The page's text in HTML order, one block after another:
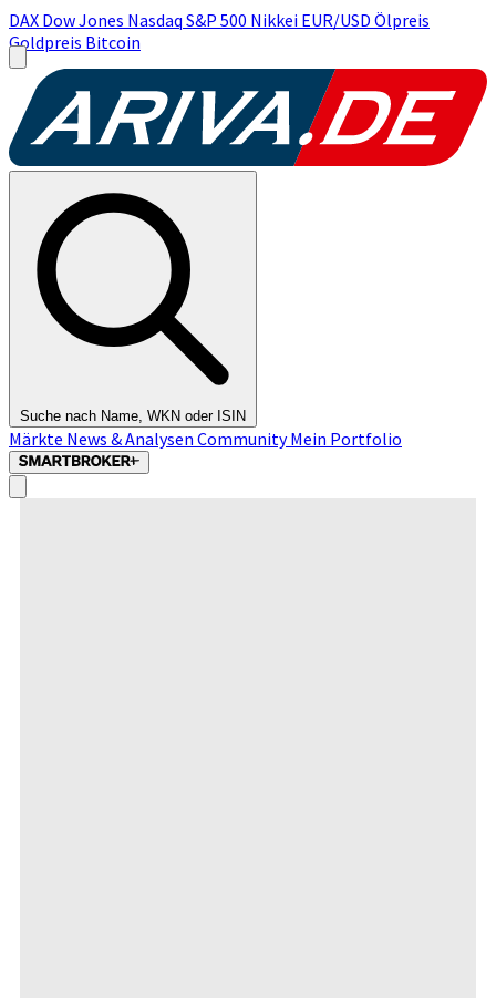
DAX Dow Jones Nasdaq S&P 500 Nikkei EUR/USD Ölpreis
Goldpreis Bitcoin
Suche nach Name, WKN oder ISIN
Märkte News & Analysen CommunityMein Portfolio